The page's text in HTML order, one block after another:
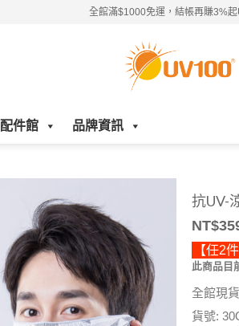
全館滿$1000免運，結帳再賺3%起
配件館 品牌資訊
抗UV-
NT$
【任2
此商品目
全館現
貨號: